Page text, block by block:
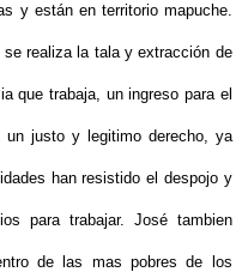
y están en territorio mapuche.
realiza la tala y extracción de
que trabaja, un ingreso para el
justo y legitimo derecho, ya
han resistido el despojo y
para trabajar. José tambien
de las mas pobres de los